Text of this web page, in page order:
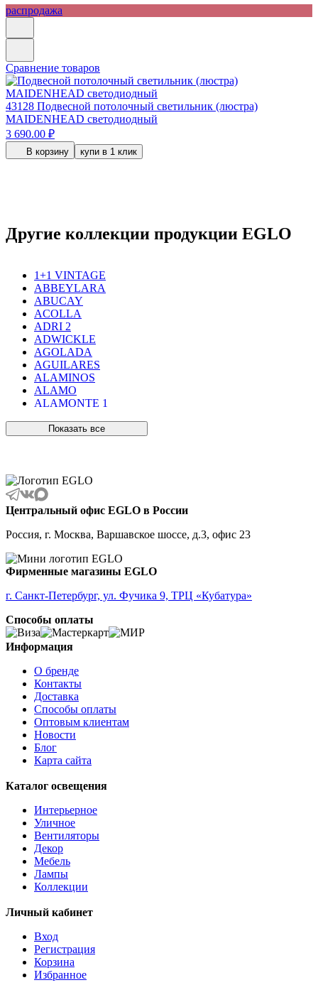
распродажа
Сравнение товаров
43128 Подвесной потолочный светильник (люстра)
MAIDENHEAD светодиодный
3 690.00 ₽
В корзину купи в 1 клик
Другие коллекции продукции EGLO
1+1 VINTAGE
ABBEYLARA
ABUCAY
ACOLLA
ADRI 2
ADWICKLE
AGOLADA
AGUILARES
ALAMINOS
ALAMO
ALAMONTE 1
ALBARACCIN
ALCUDIA
ALDERNEY
ALMANZORA
ALMEIDA
ALMEIDA 2
ALMONTE
ALMUDAINA
ALOBRASE
ALSAGER
ALVEZ
AMADORA
AMAKUSA
AMBATOBE
AMBILOBE
AMBONDRONA
AMBORIALA
AMEZAGA
AMOATSY
AMPITABE
AMSFIELD 1
ANJABE
ANTELAO
ANTIPOLO
ANWICK
ANWICK 1
ANZINO
APRICALE
ARACENA
ARANZOLA
ARGOLIS 2
ARISCANI
ARISCANI 2
ARNHEM
Показать все
Центральный офис EGLO в России
Россия, г. Москва, Варшавское шоссе, д.3, офис 23
Фирменные магазины EGLO
г. Санкт-Петербург, ул. Фучика 9, ТРЦ «Кубатура»
Способы оплаты
Информация
О бренде
Контакты
Доставка
Способы оплаты
Оптовым клиентам
Новости
Блог
Карта сайта
Каталог освещения
Интерьерное
Уличное
Вентиляторы
Декор
Мебель
Лампы
Коллекции
Личный кабинет
Вход
Регистрация
Корзина
Избранное